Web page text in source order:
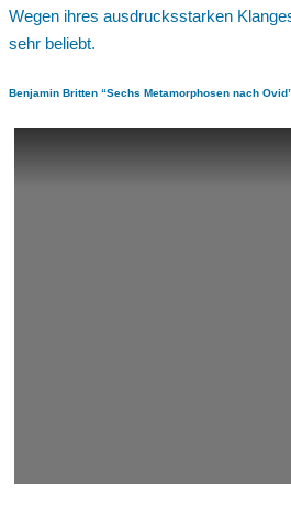
Wegen ihres ausdrucksstarken
sehr beliebt.
Benjamin Britten “Sechs Metamorphosen nach